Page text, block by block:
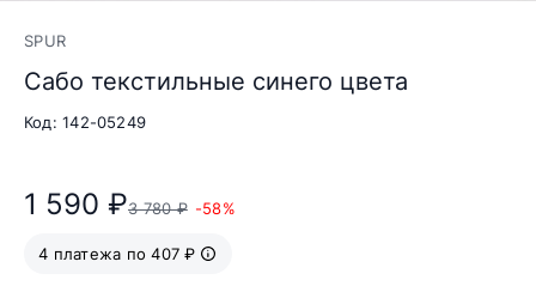
SPUR
Сабо текстильные синего цвета
Код: 142-05249
1 590 ₽3 780 ₽ -58%
4 платежа по 407 ₽